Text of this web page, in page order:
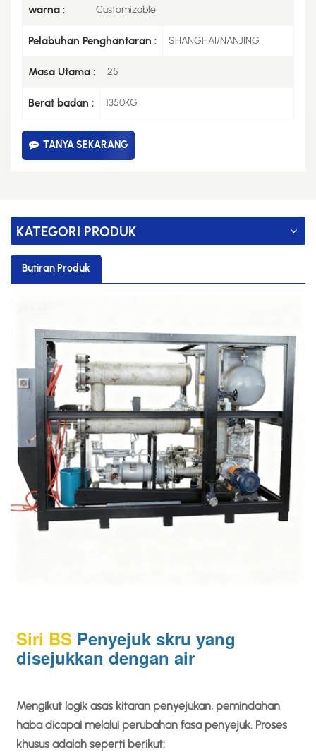
warna : Customizable
Pelabuhan Penghantaran : SHANGHAI/NANJING
Masa Utama : 25
Berat badan : 1350KG
TANYA SEKARANG
KATEGORI PRODUK
Butiran Produk
Siri BS Penyejuk skru yang
disejukkan dengan air
Mengikut logik asas kitaran penyejukan, pemindahan
haba dicapai melalui perubahan fasa penyejuk. Proses
khusus adalah seperti berikut: